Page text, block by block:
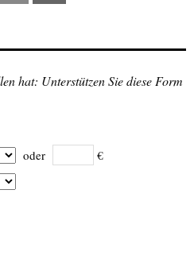
hat: Unterstützen Sie diese Form
oder €